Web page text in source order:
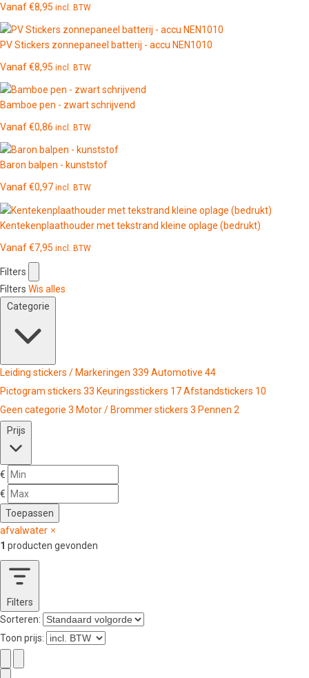
Vanaf€8,95 incl. BTW
PV Stickers zonnepaneel batterij - accu NEN1010
Vanaf€8,95 incl. BTW
Bamboe pen - zwart schrijvend
Vanaf€0,86 incl. BTW
Baron balpen - kunststof
Vanaf€0,97 incl. BTW
Kentekenplaathouder met tekstrand kleine oplage (bedrukt)
Vanaf€7,95 incl. BTW
Filters
Filters Wis alles
Categorie
Leiding stickers / Markeringen 339 Automotive 44
Pictogram stickers 33 Keuringsstickers 17Afstandstickers 10
Geen categorie 3 Motor / Brommer stickers 3 Pennen 2
Prijs
€
€
Toepassen
afvalwater
1 producten gevonden
Filters
Sorteren:
Toon prijs: